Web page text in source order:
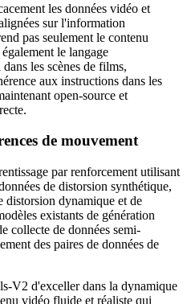
les données vidéo et
sur l'information
pas seulement le contenu
le langage
les scènes de films,
aux instructions dans les
open-source et
de mouvement
par renforcement utilisant
de distorsion synthétique,
distorsion dynamique et de
existants de génération
collecte de données semi-
des paires de données de
V2 d'exceller dans la dynamique
vidéo fluide et réaliste qui